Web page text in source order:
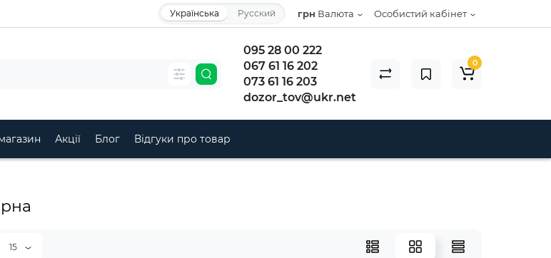
Особистий кабінет
грн Валюта
Українська Русский
095 28 00 222
067 61 16 202
073 61 16 203
dozor_tov@ukr.net
0
Акції Блог Відгуки про товар
15